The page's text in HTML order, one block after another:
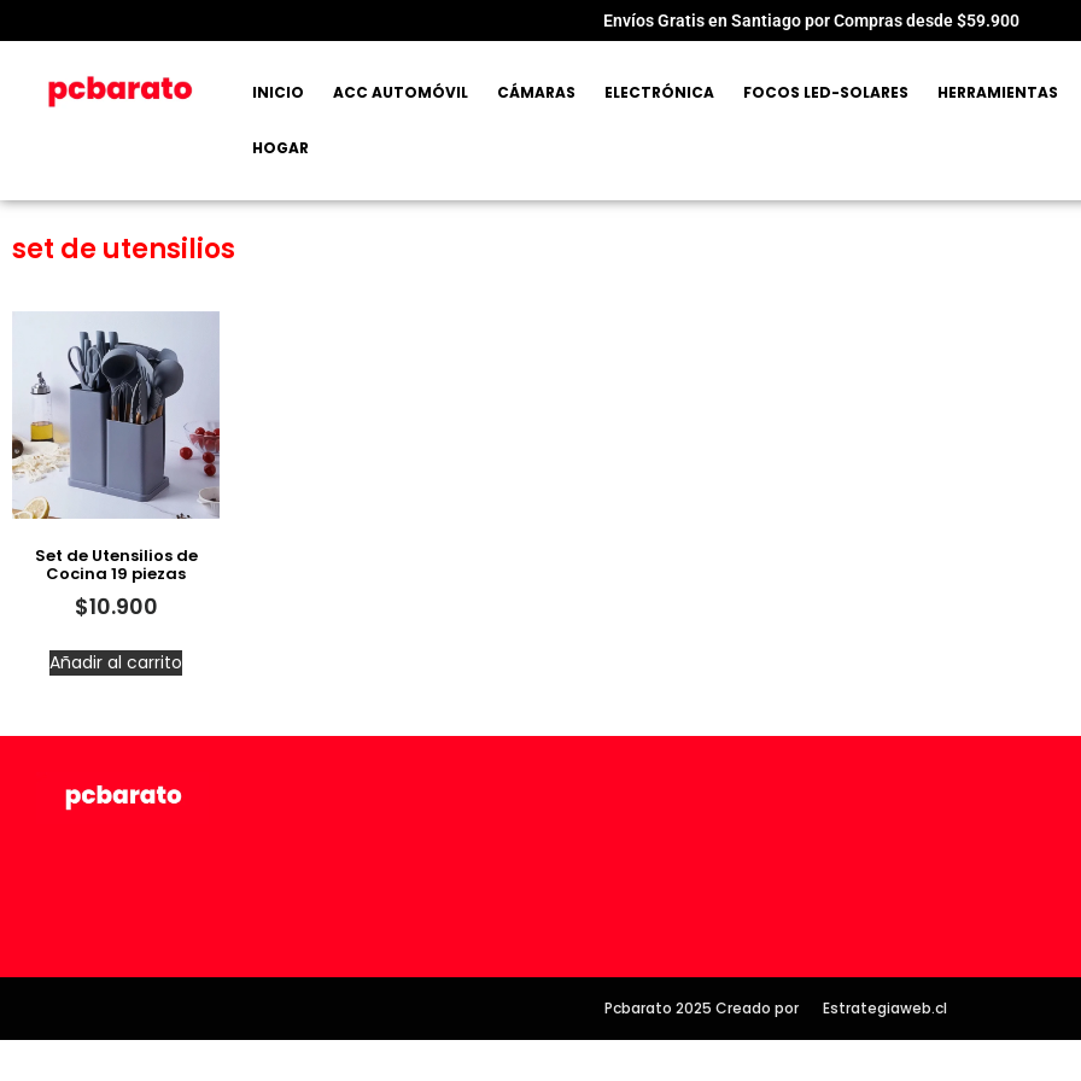
Envíos Gratis en Santiago por Compras desde $59.900
INICIO ACC AUTOMÓVIL CÁMARAS ELECTRÓNICA FOCOS LED-SOLARES HERRAMIENTAS
HOGAR
set de utensilios
Set de Utensilios de
Cocina 19 piezas
$10.900
Añadir al carrito
Pcbarato 2025 Creado por Estrategiaweb.cl